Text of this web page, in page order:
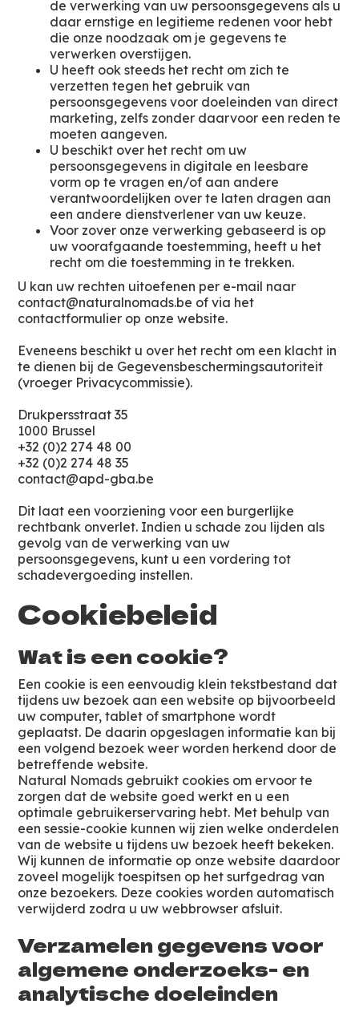
de verwerking van uw persoonsgegevens als u
daar ernstige en legitieme redenen voor hebt
die onze noodzaak om je gegevens te
verwerken overstijgen.
U heeft ook steeds het recht om zich te
verzetten tegen het gebruik van
persoonsgegevens voor doeleinden van direct
marketing, zelfs zonder daarvoor een reden te
moeten aangeven.
U beschikt over het recht om uw
persoonsgegevens in digitale en leesbare
vorm op te vragen en/of aan andere
verantwoordelijken over te laten dragen aan
een andere dienstverlener van uw keuze.
Voor zover onze verwerking gebaseerd is op
uw voorafgaande toestemming, heeft u het
recht om die toestemming in te trekken.
U kan uw rechten uitoefenen per e-mail naar
contact@naturalnomads.be of via het
contactformulier op onze website.
Eveneens beschikt u over het recht om een klacht in
te dienen bij de Gegevensbeschermingsautoriteit
(vroeger Privacycommissie).
Drukpersstraat 35
1000 Brussel
+32 (0)2 274 48 00
+32 (0)2 274 48 35
contact@apd-gba.be
Dit laat een voorziening voor een burgerlijke
rechtbank onverlet. Indien u schade zou lijden als
gevolg van de verwerking van uw
persoonsgegevens, kunt u een vordering tot
schadevergoeding instellen.
Cookiebeleid
Wat is een cookie?
Een cookie is een eenvoudig klein tekstbestand dat
tijdens uw bezoek aan een website op bijvoorbeeld
uw computer, tablet of smartphone wordt
geplaatst. De daarin opgeslagen informatie kan bij
een volgend bezoek weer worden herkend door de
betreffende website.
Natural Nomads gebruikt cookies om ervoor te
zorgen dat de website goed werkt en u een
optimale gebruikerservaring hebt. Met behulp van
een sessie-cookie kunnen wij zien welke onderdelen
van de website u tijdens uw bezoek heeft bekeken.
Wij kunnen de informatie op onze website daardoor
zoveel mogelijk toespitsen op het surfgedrag van
onze bezoekers. Deze cookies worden automatisch
verwijderd zodra u uw webbrowser afsluit.
Verzamelen gegevens voor
algemene onderzoeks- en
analytische doeleinden